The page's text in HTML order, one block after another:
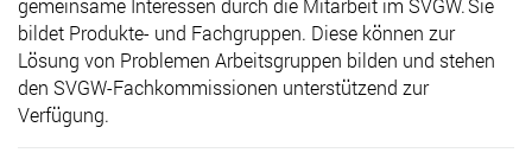
gemeinsame Interessen durch die Mitarbeit im SVGW. Sie
bildet Produkte- und Fachgruppen. Diese können zur
Lösung von Problemen Arbeitsgruppen bilden und stehen
den SVGW-Fachkommissionen unterstützend zur
Verfügung.